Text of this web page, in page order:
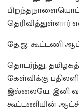
தெரிவித்துள்ளார்
தே.ஜ. கூட்டணி
தொடர்ந்து,
கேள்விக்கு
இல்லையே. இனி
கூட்டணியின்